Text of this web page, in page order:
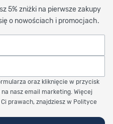
5% zniżki na pierwsze zakupy
o nowościach i promocjach.
oraz kliknięcie w przycisk
na nasz email marketing. Więcej
prawach, znajdziesz w Polityce